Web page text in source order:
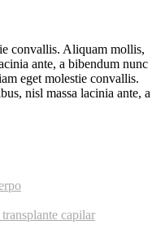
convallis. Aliquam mollis,
ante, a bibendum nunc
eget molestie convallis.
nisl massa lacinia ante, a
capilar